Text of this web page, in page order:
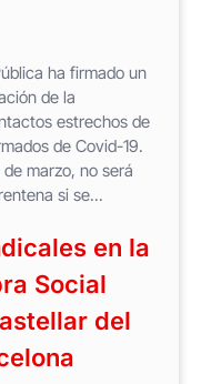
ha firmado un
de la
estrechos de
de Covid-19.
marzo, no será
si se...
en la
Social
del